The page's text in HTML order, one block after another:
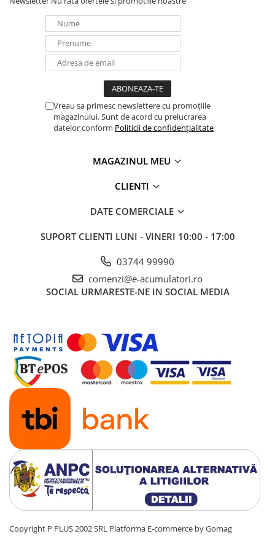
Panouri portabile
Racire/Incalzire
Statii energie portabile
Intrerupatoare si prize
Dulapuri pentru cablare
structurata
Lumina (Becuri si Lanterne)
cabluri USB, prelungitoare USB
Cablu de date si Adaptoare
Invertoare
Sisteme de prindere
Statii de incarcare EV
OUTLET
Pompe de caldura
Vreau sa primesc newslettere cu promoțiile
magazinului. Sunt de acord cu prelucrarea
datelor conform Politicii de confidențialitate
MAGAZINUL MEU
CLIENTI
DATE COMERCIALE
SUPORT CLIENTI LUNI - VINERI 10:00 - 17:00
03744 99990
comenzi@e-acumulatori.ro
SOCIAL URMARESTE-NE IN SOCIAL MEDIA
Copyright P PLUS 2002 SRL Platforma E-commerce by Gomag